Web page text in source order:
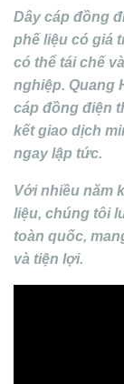
Dây cáp đồng
phế liệu có giá
có thể tái chế
nghiệp. Quang
cáp đồng điện
kếtgiao dịch
ngay lập tức.
Với nhiều năm
liệu, chúng tôi
toàn quốc,
và tiện lợi.